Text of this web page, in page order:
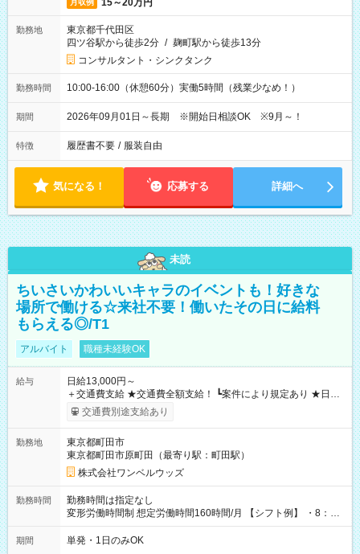
月収例 15～20万円
勤務地
東京都千代田区
四ツ谷駅から徒歩2分 / 麹町駅から徒歩13分
コンサルタント・シンクタンク
勤務時間 10:00-16:00（休憩60分）実働5時間（残業少なめ！）
期間 2026年09月01日～長期 ※開始日相談OK ※9月～！
特徴 履歴書不要 / 服装自由
気になる！ 応募する 詳細へ
未読
ちいさいかわいいキャラのイベントも！好きな
場所で働ける☆来社不要！働いたその日に給料
もらえる◎/T1
アルバイト 職種未経験OK
給与
日給13,000円～
＋交通費支給 ★交通費全額支給！ ┗案件により規定あり ★日払
いOK！（規定あり） ┗働いたその日に現金GET♪ お仕事後はコ
ンビニATMから 日払い分を引き落とせます！ 【試用期間】試
交通費別途支給あり
勤務地
東京都町田市
東京都町田市原町田（最寄り駅：町田駅）
株式会社ワンベルウッズ
勤務時間
勤務時間は指定なし
変形労働時間制 想定労働時間160時間/月 【シフト例】 ・8：00
～21：00
期間 単発・1日のみOK